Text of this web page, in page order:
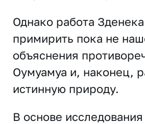
Однако работа
примирить пока не
объяснения
Оумуамуа и, наконец,
истинную природу.
В основе